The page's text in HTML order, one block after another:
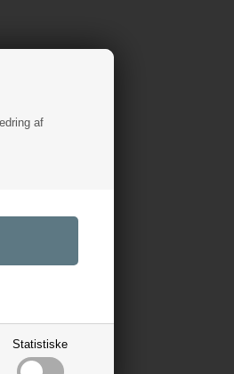
af
Statistiske